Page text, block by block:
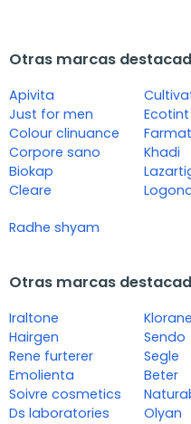
Otras marcas
Apivita
Just for men
Colour clinuance
Corpore sano
Biokap
Cleare
Ecotint
Khadi
Radhe shyam
Otras marcas
Iraltone
Hairgen
Rene furterer
Emolienta
Soivre cosmetics
Ds laboratories
Klorane
Sendo
Segle
Beter
Olyan